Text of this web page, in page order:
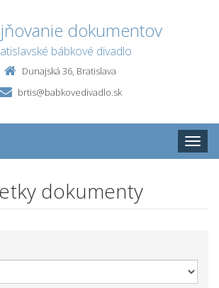
dokumentov
bábkové divadlo
Dunajská 36, Bratislava
brtis@babkovedivadlo.sk
Toggle
dokumenty